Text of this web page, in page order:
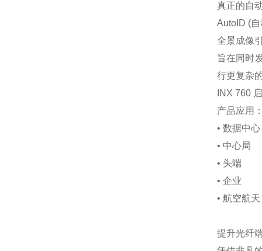
真正的自
AutoID (
全景成像
旨在同时
行更复杂
INX 760
产品应用
• 数据中心
• 中心局
• 头端
• 企业
• 航空航天
提升光纤